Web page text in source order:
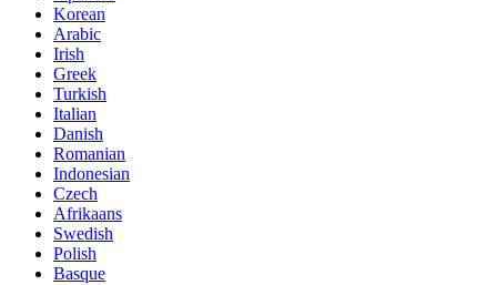
Korean
Arabic
Irish
Greek
Turkish
Italian
Danish
Romanian
Indonesian
Czech
Afrikaans
Swedish
Polish
Basque